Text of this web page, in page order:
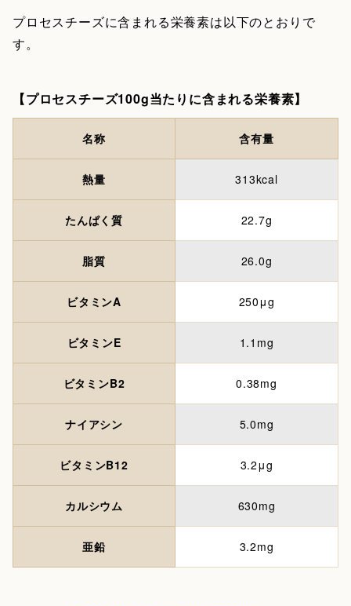
プロセスチーズに含まれる栄養素は以下のとおりで
す。
【プロセスチーズ100g当たりに含まれる栄養素】
名称 含有量
熱量 313kcal
たんぱく質 22.7g
脂質 26.0g
ビタミンA 250μg
ビタミンE 1.1mg
ビタミンB2 0.38mg
ナイアシン 5.0mg
ビタミンB12 3.2μg
カルシウム 630mg
亜鉛 3.2mg